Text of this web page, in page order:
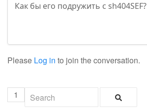
Как бы его подружить с sh404SEF?
Please Log in to join the conversation.
1